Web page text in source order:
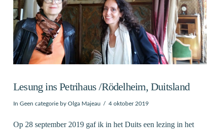
Lesung ins Petrihaus /Rödelheim, Duitsland
In Geen categorieby Olga Majeau 4 oktober 2019
Op 28 september 2019 gaf ik in het Duits een lezing in het